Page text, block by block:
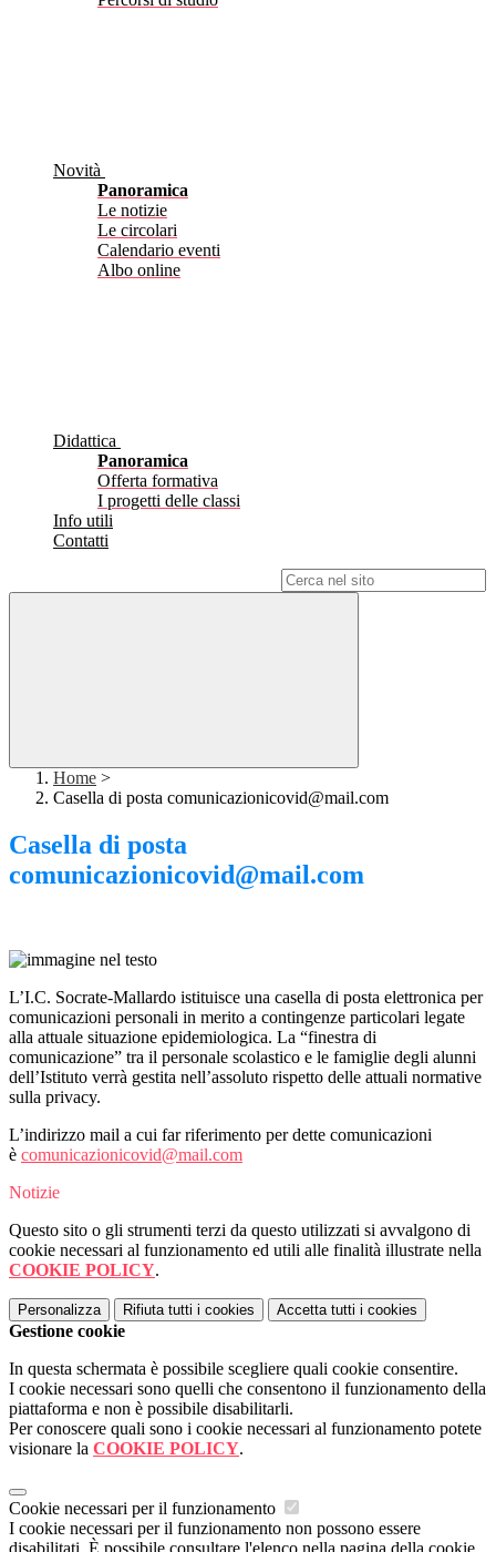
Novità
Panoramica
Le notizie
Le circolari
Calendario eventi
Albo online
Didattica
Panoramica
Offerta formativa
I progetti delle classi
Info utili
Contatti
Home >
Casella di posta comunicazionicovid@mail.com
Casella di posta
comunicazionicovid@mail.com
L’I.C. Socrate-Mallardo istituisce una casella di posta elettronica per
comunicazioni personali in merito a contingenze particolari legate
alla attuale situazione epidemiologica. La “finestra di
comunicazione” tra il personale scolastico e le famiglie degli alunni
dell’Istituto verrà gestita nell’assoluto rispetto delle attuali normative
sulla privacy.
L’indirizzo mail a cui far riferimento per dette comunicazioni
è comunicazionicovid@mail.com
Notizie
Questo sito o gli strumenti terzi da questo utilizzati si avvalgono di
cookie necessari al funzionamento ed utili alle finalità illustrate nella
COOKIE POLICY.
Personalizza Rifiuta tutti i cookies Accetta tutti i cookies
Gestione cookie
In questa schermata è possibile scegliere quali cookie consentire.
I cookie necessari sono quelli che consentono il funzionamento della
piattaforma e non è possibile disabilitarli.
Per conoscere quali sono i cookie necessari al funzionamento potete
visionare la COOKIE POLICY.
Cookie necessari per il funzionamento
I cookie necessari per il funzionamento non possono essere